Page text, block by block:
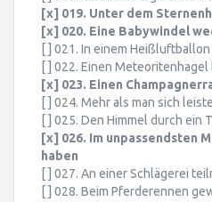
[x] 019. Unter dem
[x] 020. Eine Babywindel
[ ] 021. In einem
[ ] 022. Einen
[x] 023. Einen
[ ] 024. Mehr als man sich
[ ] 025. Den Himmel durch ein
[x] 026. Im unpassendsten
haben
[ ] 027. An einer Schlägerei
[ ] 028. Beim Pferderennen